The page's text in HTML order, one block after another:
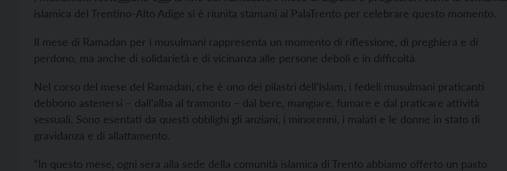
islamica del Trentino-Alto Adige si è riunita stamani al PalaTrento per celebrare questo momento.
Il mese di Ramadan per i musulmani rappresenta un momento di riflessione, di preghiera e di
perdono, ma anche di solidarietà e di vicinanza alle persone deboli e in difficoltà.
Nel corso del mese del Ramadan, che è uno dei pilastri dell’Islam, i fedeli musulmani praticanti
debbono astenersi – dall’alba al tramonto – dal bere, mangiare, fumare e dal praticare attività
sessuali. Sono esentati da questi obblighi gli anziani, i minorenni, i malati e le donne in stato di
gravidanza e di allattamento.
“In questo mese, ogni sera alla sede della comunità islamica di Trento abbiamo offerto un pasto